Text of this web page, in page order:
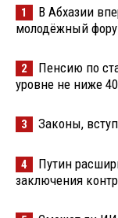
1
В Абхазии
молодёжный
2
Пенсию по
уровне не ниже
3 Законы,
4
Путин
заключения